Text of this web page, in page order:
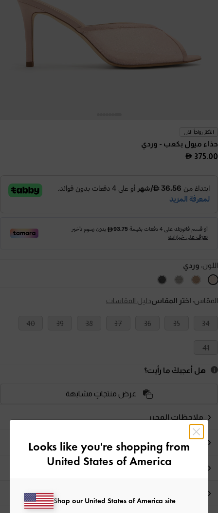
الأكثر رواجاً الآن
حذاء ميول بكعب - وردي
375.00
اللون: وردي
المقاس: اختر المقاسدليل المقاسات
34
35
36
37
38
39
40
41
هل أعجبكَ ما رأيت؟
عرض منتجاتٍ مشابهة
ملاحظات المحرر
تفاصيل المنتج وتعليمات العناية
العروض الحصرية
Looks like you're shopping from
United States of America
Shop our United States of America site